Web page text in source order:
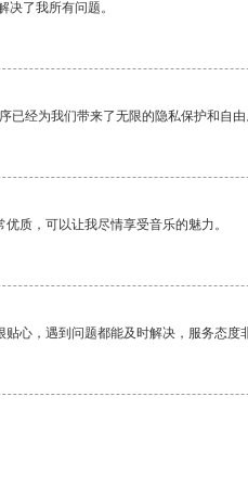
决了我所有问题。
已经为我们带来了无限的隐私保护和自由
质，可以让我尽情享受音乐的魅力。
心，遇到问题都能及时解决，服务态度